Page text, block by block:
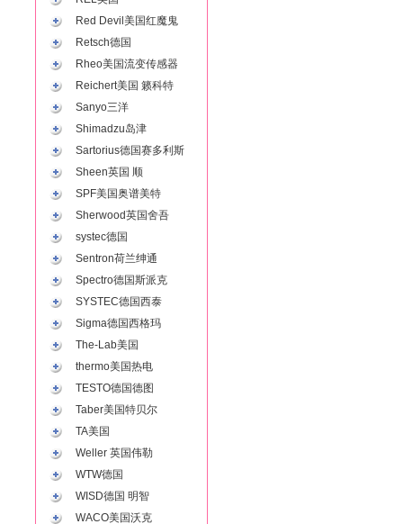
Red Devil美国红魔鬼
Retsch德国
Rheo美国流变传感器
Reichert美国 籁科特
Sanyo三洋
Shimadzu岛津
Sartorius德国赛多利斯
Sheen英国 顺
SPF美国奥谱美特
Sherwood英国舍吾
systec德国
Sentron荷兰绅通
Spectro德国斯派克
SYSTEC德国西泰
Sigma德国西格玛
The-Lab美国
thermo美国热电
TESTO德国德图
Taber美国特贝尔
TA美国
Weller 英国伟勒
WTW德国
WISD德国 明智
WACO美国沃克